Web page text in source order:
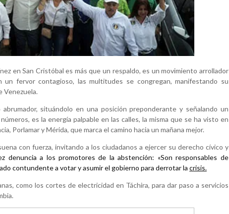
en San Cristóbal es más que un respaldo, es un movimiento arrollador
fervor contagioso, las multitudes se congregan, manifestando su
Venezuela.
situándolo en una posición preponderante y señalando un
es la energía palpable en las calles, la misma que se ha visto en
Porlamar y Mérida, que marca el camino hacia un mañana mejor.
con fuerza, invitando a los ciudadanos a ejercer su derecho cívico y
denuncia a los promotores de la abstención: «Son responsables de
contundente a votar y asumir el gobierno para derrotar la crisis.
como los cortes de electricidad en Táchira, para dar paso a servicios